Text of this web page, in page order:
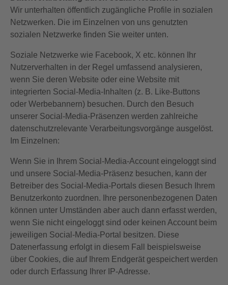
Wir unterhalten öffentlich zugängliche Profile in sozialen
Netzwerken. Die im Einzelnen von uns genutzten
sozialen Netzwerke finden Sie weiter unten.
Soziale Netzwerke wie Facebook, X etc. können Ihr
Nutzerverhalten in der Regel umfassend analysieren,
wenn Sie deren Website oder eine Website mit
integrierten Social-Media-Inhalten (z. B. Like-Buttons
oder Werbebannern) besuchen. Durch den Besuch
unserer Social-Media-Präsenzen werden zahlreiche
datenschutzrelevante Verarbeitungsvorgänge ausgelöst.
Im Einzelnen:
Wenn Sie in Ihrem Social-Media-Account eingeloggt sind
und unsere Social-Media-Präsenz besuchen, kann der
Betreiber des Social-Media-Portals diesen Besuch Ihrem
Benutzerkonto zuordnen. Ihre personenbezogenen Daten
können unter Umständen aber auch dann erfasst werden,
wenn Sie nicht eingeloggt sind oder keinen Account beim
jeweiligen Social-Media-Portal besitzen. Diese
Datenerfassung erfolgt in diesem Fall beispielsweise
über Cookies, die auf Ihrem Endgerät gespeichert werden
oder durch Erfassung Ihrer IP-Adresse.